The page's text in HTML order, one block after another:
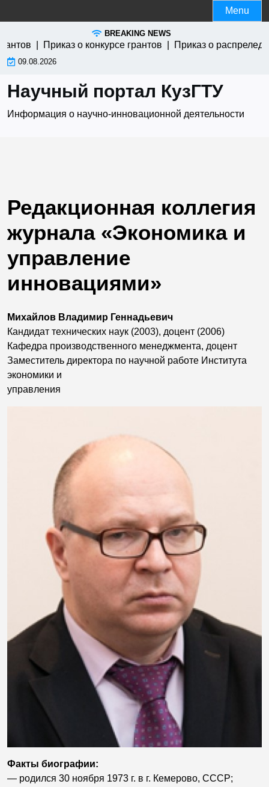
to
Menu
BREAKING NEWS
| Приказ о конкурсе грантов | Приказ о
09.08.2026
Научный портал КузГТУ
Информация о научно-инновационной деятельности
Редакционная коллегия
журнала «Экономика и
управление
инновациями»
Михайлов Владимир Геннадьевич
Кандидат технических наук (2003), доцент (2006)
Кафедра производственного менеджмента, доцент
Заместитель директора по научной работе Института
экономики и
управления
Факты биографии:
— родился 30 ноября 1973 г. в г. Кемерово, СССР;